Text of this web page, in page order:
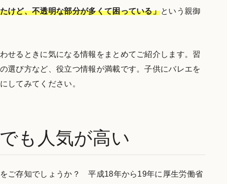
けど、不透明な部分が多くて困っている」という親御
せるときに気になる情報をまとめてご紹介します。習
選び方など、役立つ情報が満載です。子供にバレエを
してみてください。
も人気が高い
ご存知でしょうか？ 平成18年から19年に厚生労働省